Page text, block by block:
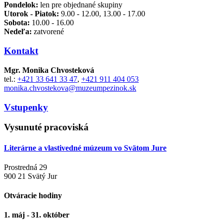
Pondelok: len pre objednané skupiny
Utorok - Piatok: 9.00 - 12.00, 13.00 - 17.00
Sobota: 10.00 - 16.00
Nedeľa: zatvorené
Kontakt
Mgr. Monika Chvosteková
tel.: +421 33 641 33 47, +421 911 404 053
monika.chvostekova@muzeumpezinok.sk
Vstupenky
Vysunuté pracoviská
Literárne a vlastivedné múzeum vo Svätom Jure
Prostredná 29
900 21 Svätý Jur
Otváracie hodiny
1. máj - 31. október